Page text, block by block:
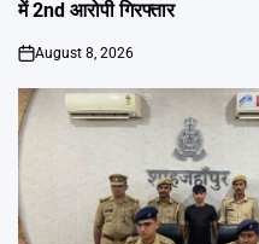
में 2nd आरोपी गिरफ्तार
on
August 8, 2026